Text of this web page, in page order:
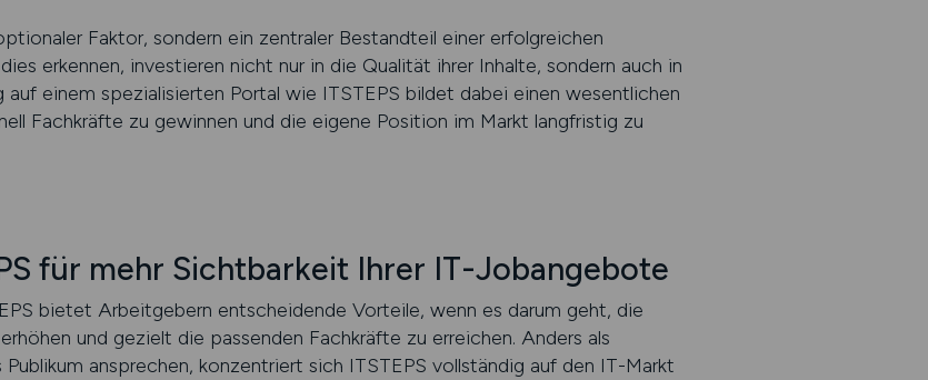
Faktor, sondern ein zentraler Bestandteil einer erfolgreichen
erkennen, investieren nicht nur in die Qualität ihrer Inhalte, sondern auch in
auf einem spezialisierten Portal wie ITSTEPS bildet dabei einen wesentlichen
Fachkräfte zu gewinnen und die eigene Position im Markt langfristig zu
für mehr Sichtbarkeit Ihrer IT-Jobangebote
bietet Arbeitgebern entscheidende Vorteile, wenn es darum geht, die
und gezielt die passenden Fachkräfte zu erreichen. Anders als
ansprechen, konzentriert sich ITSTEPS vollständig auf den IT-Markt